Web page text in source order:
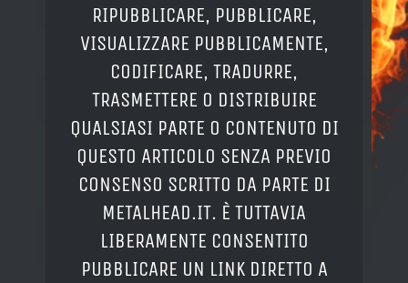
RIPUBBLICARE, PUBBLICARE,
VISUALIZZARE PUBBLICAMENTE,
CODIFICARE, TRADURRE,
TRASMETTERE O DISTRIBUIRE
QUALSIASI PARTE O CONTENUTO DI
QUESTO ARTICOLO SENZA PREVIO
CONSENSO SCRITTO DA PARTE DI
METALHEAD.IT. È TUTTAVIA
LIBERAMENTE CONSENTITO
PUBBLICARE UN LINK DIRETTO A